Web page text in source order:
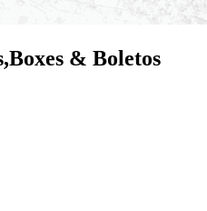
Boxes & Boletos